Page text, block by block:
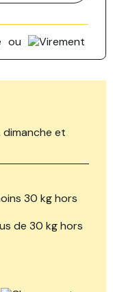
ou
dimanche et
30 kg hors
de 30 kg hors